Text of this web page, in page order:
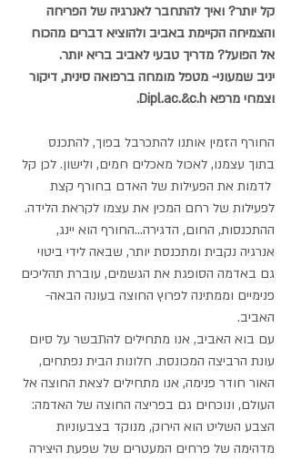
קל יותר? ואיך להתחבר לאנרגיה של הפריחה
והצמיחה הקיימת באביב ולהוציא דברים מהכוח
אל הפועל? מדריך טבעי לאביב בריא יותר.
יניב שמעוני- מטפל מומחה ברפואה סינית, דיקור
וצמחי מרפא Dipl.ac.&c.h.
החורף הזמין אותנו להתכרבל בפוך, להתכנס
בתוך עצמנו, לאכול מאכלים חמים, ולישון. לכן קל
לדמות את הפעילות של האדם בחורף קצת
לפעילות של רחם המכין את עצמו לקראת הלידה.
ההתכנסות, החום, הדגירה...החורף הוא יינג,
אנרגיה נקבית ומתכנסת יותר, שבאה לידי ביטוי
גם באדמה הסופגת את הגשמים, עוברת תהליכים
פנימיים וממתינה לפרוץ החוצה בעונה הבאה-
האביב.
עם בוא האביב, אנו מתחילים להתבשר על סיום
עונת הרביצה המכונסת. חלונות הבית נפתחים,
האור חודר פנימה, אנו מתחילים לצאת החוצה אל
העולם, ונוכחים גם בפריצה החוצה של האדמה:
הצבע השליט הוא הירוק, מנוקד בצבעוניות
מדהימה של פרחים המעטרים של שפעת היצירה